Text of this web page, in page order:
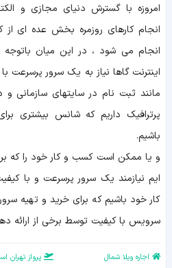
امروزه با گسترش دنیای مجازی و
انجام کارهای روزمره بخش عده ای از
انجام می شود ، در این میان
اینترنت گاها نیاز به یک سرور پرسرعت
مانند ثبت نام در سایتهای سازمانی
پرترافیک داریم که شانس بیشتری
باشیم.
و یا ممکن است کسب و کار خود را که
ایم نیازمند یک سرور پرسرعت و با
کار خود باشیم که برای خرید و تهیه
سرویس با کیفیت توسط برخی از ارائه
اجاره ویلا شمال پرواز تهران